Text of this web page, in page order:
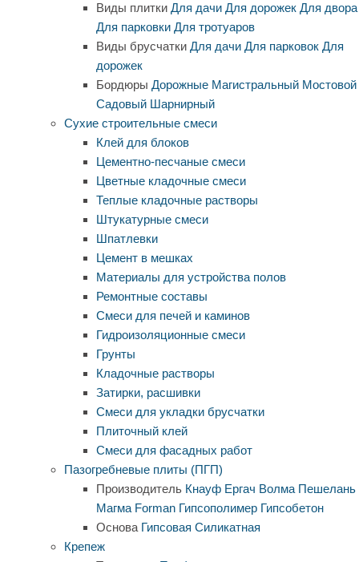
Виды плитки Для дачи Для дорожек Для двора
Для парковки Для тротуаров
Виды брусчатки Для дачи Для парковок Для
дорожек
Бордюры Дорожные Магистральный Мостовой
Садовый Шарнирный
Сухие строительные смеси
Клей для блоков
Цементно-песчаные смеси
Цветные кладочные смеси
Теплые кладочные растворы
Штукатурные смеси
Шпатлевки
Цемент в мешках
Материалы для устройства полов
Ремонтные составы
Смеси для печей и каминов
Гидроизоляционные смеси
Грунты
Кладочные растворы
Затирки, расшивки
Смеси для укладки брусчатки
Плиточный клей
Смеси для фасадных работ
Пазогребневые плиты (ПГП)
Производитель Кнауф Ергач Волма Пешелань
Магма Forman Гипсополимер Гипсобетон
Основа Гипсовая Силикатная
Крепеж